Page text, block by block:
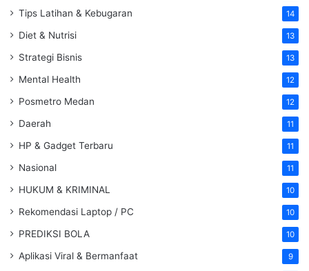
Tips Latihan & Kebugaran 14
Diet & Nutrisi 13
Strategi Bisnis 13
Mental Health 12
Posmetro Medan 12
Daerah 11
HP & Gadget Terbaru 11
Nasional 11
HUKUM & KRIMINAL 10
Rekomendasi Laptop / PC 10
PREDIKSI BOLA 10
Aplikasi Viral & Bermanfaat 9